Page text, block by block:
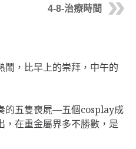
4-8-治療時間
鬧，比早上的崇拜，中午的
的五隻喪屍—五個cosplay成
，在重金屬界多不勝數，是